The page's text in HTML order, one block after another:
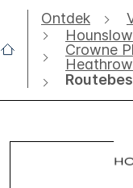
Ontdek
Hounslow
Crowne